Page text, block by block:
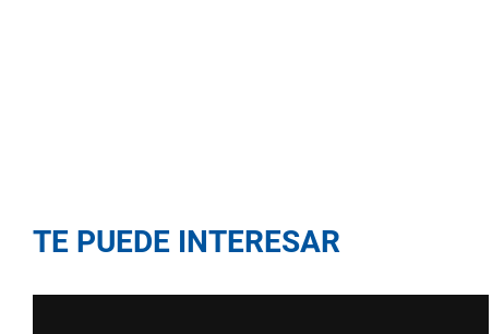
TE PUEDE INTERESAR